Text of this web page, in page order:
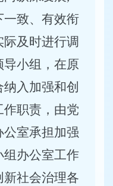
一致、有效衔
及时进行调
小组，在原
入加强和创
职责，由党
室承担加强
组办公室工作
社会治理各